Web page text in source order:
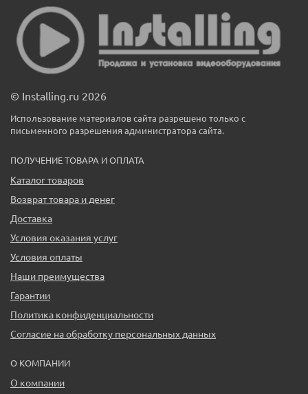
© Installing.ru 2026
Использование материалов сайта разрешено только с
письменного разрешения администратора сайта.
ПОЛУЧЕНИЕ ТОВАРА И ОПЛАТА
Каталог товаров
Возврат товара и денег
Доставка
Условия оказания услуг
Условия оплаты
Наши преимущества
Гарантии
Политика конфиденциальности
Согласие на обработку персональных данных
О КОМПАНИИ
О компании